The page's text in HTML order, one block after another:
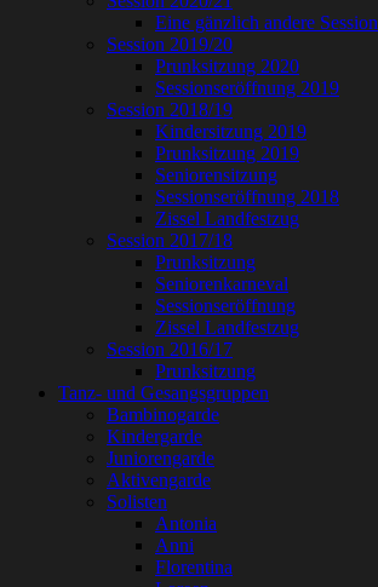
Eine gänzlich andere Session
Session 2019/20
Prunksitzung 2020
Sessionseröffnung 2019
Session 2018/19
Kindersitzung 2019
Prunksitzung 2019
Seniorensitzung
Sessionseröffnung 2018
Zissel Landfestzug
Session 2017/18
Prunksitzung
Seniorenkarneval
Sessionseröffnung
Zissel Landfestzug
Session 2016/17
Prunksitzung
Tanz- und Gesangsgruppen
Bambinogarde
Kindergarde
Juniorengarde
Aktivengarde
Solisten
Antonia
Anni
Florentina